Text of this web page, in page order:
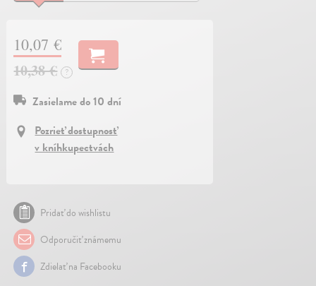
10,07 €
10,38 €
?
Zasielame do 10 dní
Pozrieť dostupnosť
v kníhkupectvách
Pridať do wishlistu
Odporučiť známemu
Zdielať na Facebooku